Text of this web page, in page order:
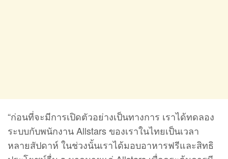
“ก่อนที่จะมีการเปิดตัวอย่างเป็นทางการ เราได้ทดลอง
ระบบกับพนักงาน Allstars ของเราในไทยเป็นเวลา
หลายสัปดาห์ ในช่วงนั้นเราได้มอบอาหารฟรีและสิทธิ